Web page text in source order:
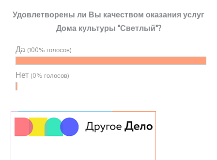
Удовлетворены ли Вы качеством оказания услуг
Дома культуры "Светлый"?
Да (100% голосов)
Нет (0% голосов)